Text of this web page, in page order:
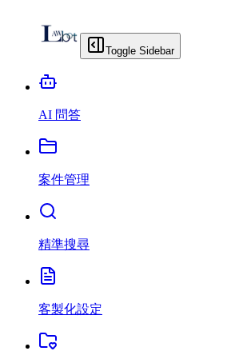
Toggle Sidebar
AI 問答
案件管理
精準搜尋
客製化設定